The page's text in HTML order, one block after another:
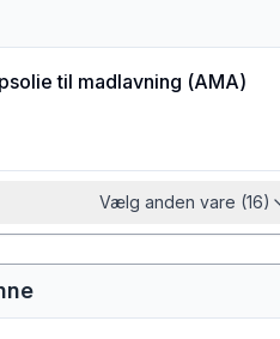
til madlavning (AMA)
Vælg anden vare (16)